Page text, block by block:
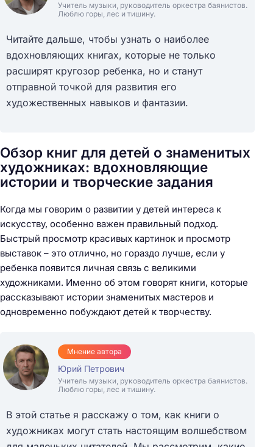
Учитель музыки, руководитель оркестра баянистов.
Люблю горы, лес и тишину.
Читайте дальше, чтобы узнать о наиболее
вдохновляющих книгах, которые не только
расширят кругозор ребенка, но и станут
отправной точкой для развития его
художественных навыков и фантазии.
Обзор книг для детей о знаменитых
художниках: вдохновляющие
истории и творческие задания
Когда мы говорим о развитии у детей интереса к
искусству, особенно важен правильный подход.
Быстрый просмотр красивых картинок и просмотр
выставок – это отлично, но гораздо лучше, если у
ребенка появится личная связь с великими
художниками. Именно об этом говорят книги, которые
рассказывают истории знаменитых мастеров и
одновременно побуждают детей к творчеству.
Мнение автора
Юрий Петрович
Учитель музыки, руководитель оркестра баянистов.
Люблю горы, лес и тишину.
В этой статье я расскажу о том, как книги о
художниках могут стать настоящим волшебством